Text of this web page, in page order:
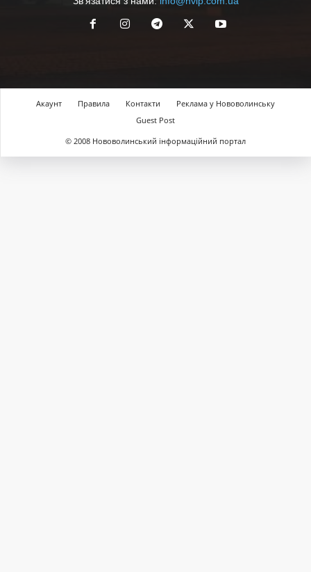
Акаунт Правила Контакти
Реклама у Нововолинську
Guest Post
© 2008 Нововолинський інформаційний портал